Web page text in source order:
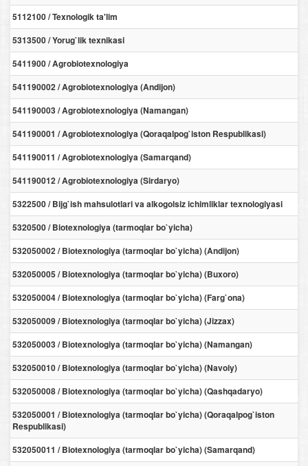
5112100 / Texnologik ta'lim
5313500 / Yorug`lik texnikasi
5411900 / Agrobiotexnologiya
541190002 / Agrobiotexnologiya (Andijon)
541190003 / Agrobiotexnologiya (Namangan)
541190001 / Agrobiotexnologiya (Qoraqalpog`iston Respublikasi)
541190011 / Agrobiotexnologiya (Samarqand)
541190012 / Agrobiotexnologiya (Sirdaryo)
5322500 / Bijg`ish mahsulotlari va alkogolsiz ichimliklar texnologiyasi
5320500 / Biotexnologiya (tarmoqlar bo`yicha)
532050002 / Biotexnologiya (tarmoqlar bo`yicha) (Andijon)
532050005 / Biotexnologiya (tarmoqlar bo`yicha) (Buxoro)
532050004 / Biotexnologiya (tarmoqlar bo`yicha) (Farg`ona)
532050009 / Biotexnologiya (tarmoqlar bo`yicha) (Jizzax)
532050003 / Biotexnologiya (tarmoqlar bo`yicha) (Namangan)
532050010 / Biotexnologiya (tarmoqlar bo`yicha) (Navoiy)
532050008 / Biotexnologiya (tarmoqlar bo`yicha) (Qashqadaryo)
532050001 / Biotexnologiya (tarmoqlar bo`yicha) (Qoraqalpog`iston
Respublikasi)
532050011 / Biotexnologiya (tarmoqlar bo`yicha) (Samarqand)